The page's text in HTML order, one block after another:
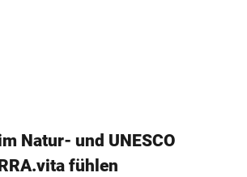
Natur- und UNESCO
fühlen